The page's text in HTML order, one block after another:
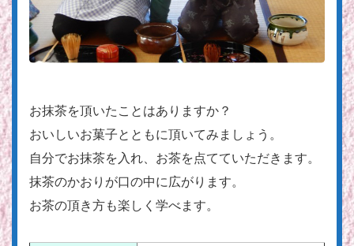
お抹茶を頂いたことはありますか？
おいしいお菓子とともに頂いてみましょう。
自分でお抹茶を入れ、お茶を点てていただきます。
抹茶のかおりが口の中に広がります。
お茶の頂き方も楽しく学べます。